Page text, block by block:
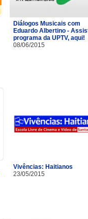
Diálogos Musicais com
Eduardo Albertino -
programa da UPTV, aqui!
08/06/2015
Vivências: Haitianos
23/05/2015